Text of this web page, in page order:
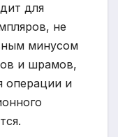
для
не
минусом
и шрамов,
операции и